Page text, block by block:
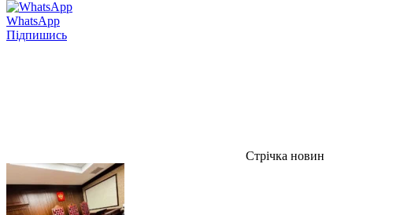
WhatsApp
Підпишись
Стрічка новин